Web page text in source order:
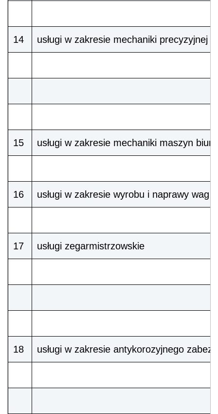
14 usługi w zakresie mechaniki precyzyjnej
15 usługi w zakresie mechaniki maszyn
16 usługi w zakresie wyrobu i naprawy wag
17 usługi zegarmistrzowskie
18 usługi w zakresie antykorozyjnego